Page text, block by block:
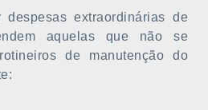
despesas extraordinárias de
aquelas que não se
de manutenção do